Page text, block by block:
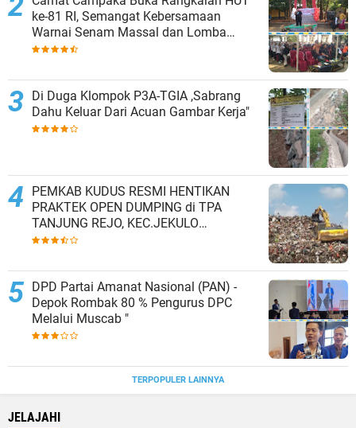
ke-81 RI, Semangat Kebersamaan
Warnai Senam Massal dan Lomba
Karaoke Perangkat Desa
Di Duga Klompok P3A-TGIA ,Sabrang
Dahu Keluar Dari Acuan Gambar Kerja"
PEMKAB KUDUS RESMI HENTIKAN
PRAKTEK OPEN DUMPING di TPA
TANJUNG REJO, KEC.JEKULO
KAB.KUDUS,BERLAKUKAN SISTEM
DPD Partai Amanat Nasional (PAN) -
Depok Rombak 80 % Pengurus DPC
Melalui Muscab "
TERPOPULER LAINNYA
JELAJAHI